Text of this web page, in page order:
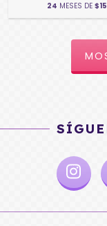
24 MESES DE